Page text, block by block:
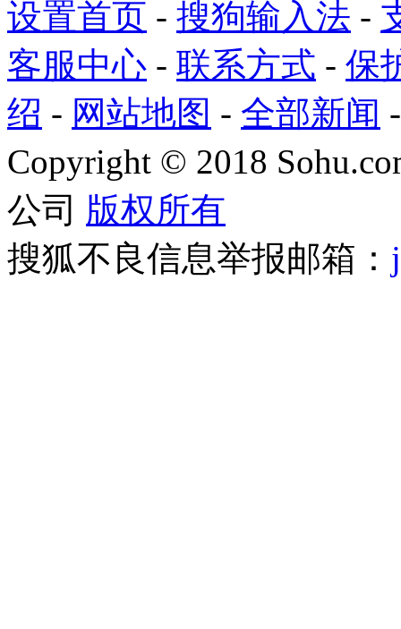
设置首页 - 搜狗输入法 -
客服中心 - 联系方式 - 保
绍 - 网站地图 - 全部新闻
Copyright © 2018
公司 版权所有
搜狐不良信息举报邮箱：